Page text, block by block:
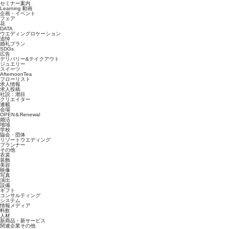
セミナー案内
Learning 動画
企画・イベント
フェア
花
DATA
ウエディングロケーション
追悼
婚礼プラン
SDGs
広告
デリバリー&テイクアウト
ジュエリー
スイーツ
AfternoonTea
フローリスト
求人情報
求人投稿
社説：潮目
クリエイター
連載
会場
OPEN＆Renewal
婚活
地域
学校
協会・団体
リゾートウエディング
プランナー
その他
衣裳
装飾
美容
映像
写真
演出
設備
ギフト
コンサルティング
システム
情報メディア
料飲
人材
新商品・新サービス
関連企業その他